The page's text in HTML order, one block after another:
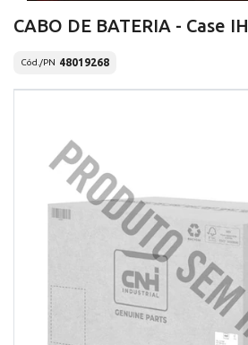
CABO DE BATERIA - Case IH
Cód./PN 48019268